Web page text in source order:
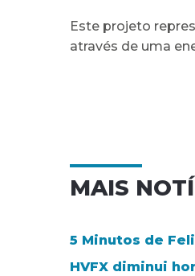
Este projeto
através de uma
MAIS
5 Minutos de
HVFX diminui